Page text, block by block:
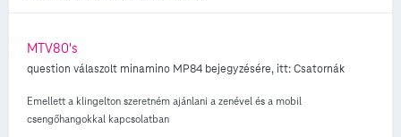
MTV80's
question válaszolt minamino MP84 bejegyzésére, itt:Csatornák
Emellett a klingelton szeretném ajánlani a zenével és a mobil
csengőhangokkal kapcsolatban